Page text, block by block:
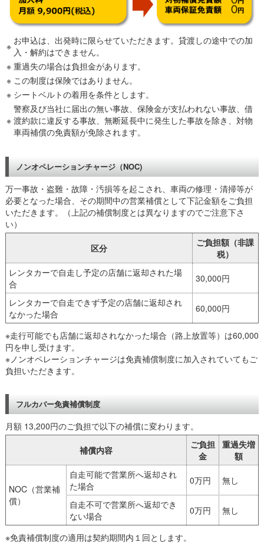
※ お申込は、出発時に限らせていただきます。貸渡しの途中での加
入・解約はできません。
※ 重過失の場合は負担金があります。
※ この制度は保険ではありません。
※ シートベルトの着用を条件とします。
※
警察及び当社に届出の無い事故、保険金が支払われない事故、借
渡約款に違反する事故、無断延長中に発生した事故を除き、対物
車両補償の免責額が免除されます。
ノンオペレーションチャージ（NOC)
万一事故・盗難・故障・汚損等を起こされ、車両の修理・清掃等が
必要となった場合、その期間中の営業補償として下記金額をご負担
いただきます。（上記の補償制度とは異なりますのでご注意下さ
い）
区分
ご負担額（非課
税）
レンタカーで自走し予定の店舗に返却された場
合
30,000円
レンタカーで自走できず予定の店舗に返却され
なかった場合
60,000円
※走行可能でも店舗に返却されなかった場合（路上放置等）は60,000
円を申し受けます。
※ノンオペレーションチャージは免責補償制度に加入されていてもご
負担いただきます。
フルカバー免責補償制度
月額 13,200円のご負担で以下の補償に変わります。
補償内容
ご負担
金
重過失増
額
NOC（営業補
償）
自走可能で営業所へ返却され
た場合
0万円 無し
自走不可で営業所へ返却でき
ない場合
0万円 無し
※免責補償制度の適用は契約期間内１回とします。